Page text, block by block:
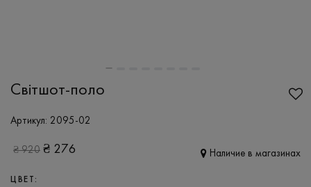
Світшот-поло
Артикул: 2095-02
₴920 ₴ 276 Наличие в магазинах
ЦВЕТ: